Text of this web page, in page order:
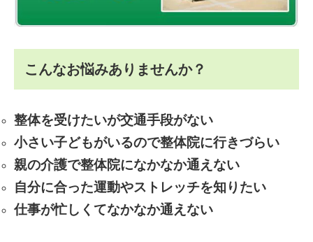
こんなお悩みありませんか？
整体を受けたいが交通手段がない
小さい子どもがいるので整体院に行きづらい
親の介護で整体院になかなか通えない
自分に合った運動やストレッチを知りたい
仕事が忙しくてなかなか通えない